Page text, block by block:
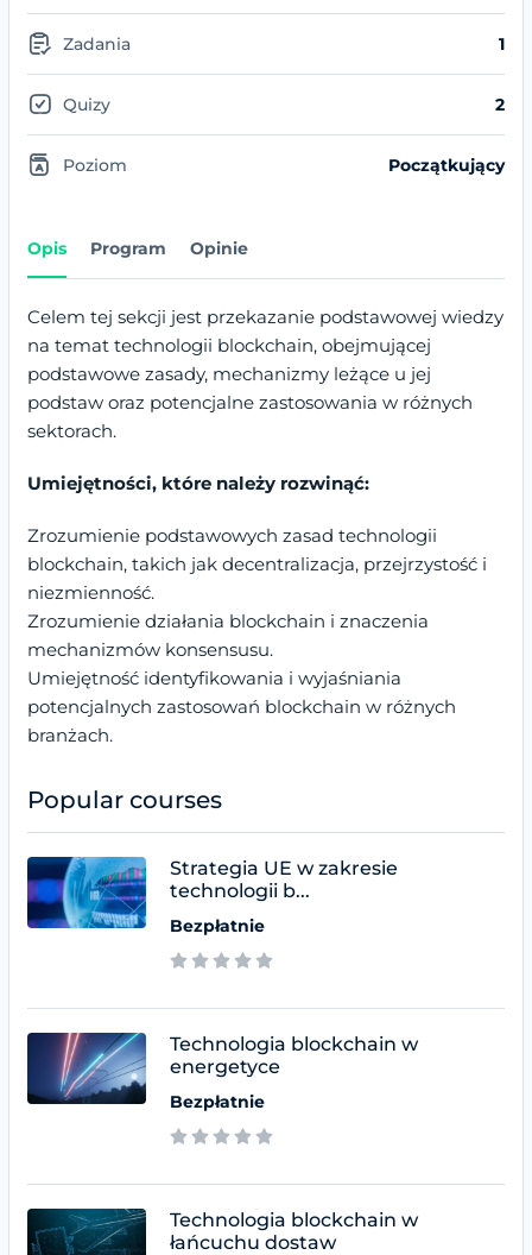
Opis Program Opinie
Celem tej sekcji jest przekazanie podstawowej wiedzy
na temat technologii blockchain, obejmującej
podstawowe zasady, mechanizmy leżące u jej
podstaw oraz potencjalne zastosowania w różnych
sektorach.
Umiejętności, które należy rozwinąć:
Zrozumienie podstawowych zasad technologii
blockchain, takich jak decentralizacja, przejrzystość i
niezmienność.
Zrozumienie działania blockchain i znaczenia
mechanizmów konsensusu.
Umiejętność identyfikowania i wyjaśniania
potencjalnych zastosowań blockchain w różnych
branżach.
Zadania 1
Quizy 2
Poziom Początkujący
Popular courses
Strategia UE w zakresie
technologii b...
Bezpłatnie
Technologia blockchain w
energetyce
Bezpłatnie
Technologia blockchain w
łańcuchu dostaw